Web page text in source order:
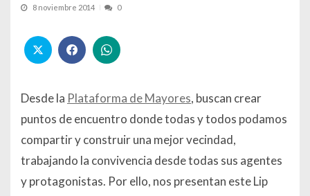
8 noviembre 2014 0
Desde la Plataforma de Mayores, buscan crear
puntos de encuentro donde todas y todos podamos
compartir y construir una mejor vecindad,
trabajando la convivencia desde todas sus agentes
y protagonistas. Por ello, nos presentan este Lip